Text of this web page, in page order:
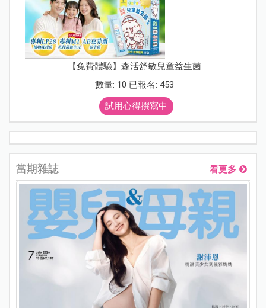
【免費體驗】森活舒敏兒童益生菌
數量: 10 已報名: 453
試用心得撰寫中
當期雜誌 看更多